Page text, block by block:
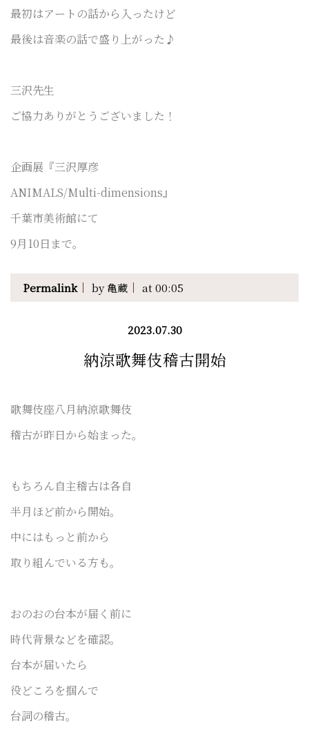
最初はアートの話から入ったけど
最後は音楽の話で盛り上がった♪
三沢先生
ご協力ありがとうございました！
企画展『三沢厚彦
ANIMALS/Multi-dimensions』
千葉市美術館にて
9月10日まで。
Permalink by 亀蔵 at 00:05
2023.07.30
納涼歌舞伎稽古開始
歌舞伎座八月納涼歌舞伎
稽古が昨日から始まった。
もちろん自主稽古は各自
半月ほど前から開始。
中にはもっと前から
取り組んでいる方も。
おのおの台本が届く前に
時代背景などを確認。
台本が届いたら
役どころを掴んで
台詞の稽古。